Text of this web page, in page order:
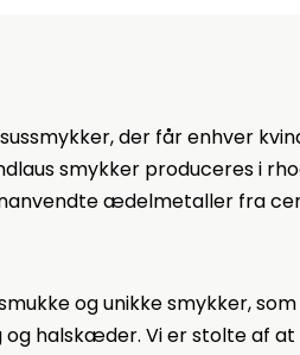
der får enhver
smykker produceres i
ædelmetaller fra
og unikke smykker,
halskæder. Vi er stolte af